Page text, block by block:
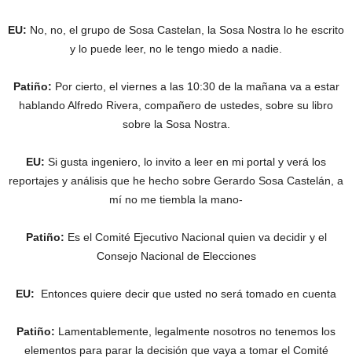
EU: No, no, el grupo de Sosa Castelan, la Sosa Nostra lo he escrito
y lo puede leer, no le tengo miedo a nadie.
Patiño: Por cierto, el viernes a las 10:30 de la mañana va a estar
hablando Alfredo Rivera, compañero de ustedes, sobre su libro
sobre la Sosa Nostra.
EU: Si gusta ingeniero, lo invito a leer en mi portal y verá los
reportajes y análisis que he hecho sobre Gerardo Sosa Castelán, a
mí no me tiembla la mano-
Patiño: Es el Comité Ejecutivo Nacional quien va decidir y el
Consejo Nacional de Elecciones
EU: Entonces quiere decir que usted no será tomado en cuenta
Patiño: Lamentablemente, legalmente nosotros no tenemos los
elementos para parar la decisión que vaya a tomar el Comité